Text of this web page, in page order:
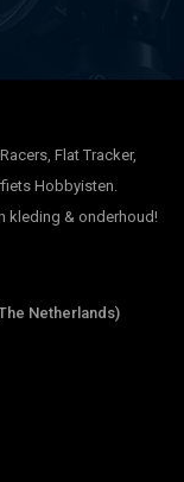
Flat Tracker,
Hobbyisten.
kleding & onderhoud!
Netherlands)